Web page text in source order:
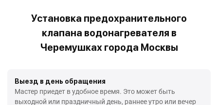
Установка предохранительного
клапана водонагревателя в
Черемушках города Москвы
Выезд в день обращения
Мастер приедет в удобное время. Это может быть
выходной или праздничный день, раннее утро или вечер